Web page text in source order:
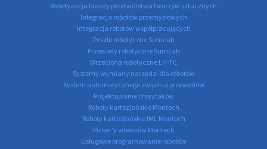
Robotyzacja branży przetwórstwa tworzyw sztucznych
Integracja robotów przemysłowych
Integracja robotów współpracujących
Peszle robotyczne Sumcab
Przewody robotyczne Sumcab
Wrzeciona robotyczne LH-TC
Systemy wymiany narzędzi dla robotów
System automatycznego zwijania przewodów
Projektowanie chwytaków
Roboty kartezjańskie Moritech
Roboty kartezjańskie IML Moritech
Picker'y wlewków Moritech
Usługowe programowanie robotów